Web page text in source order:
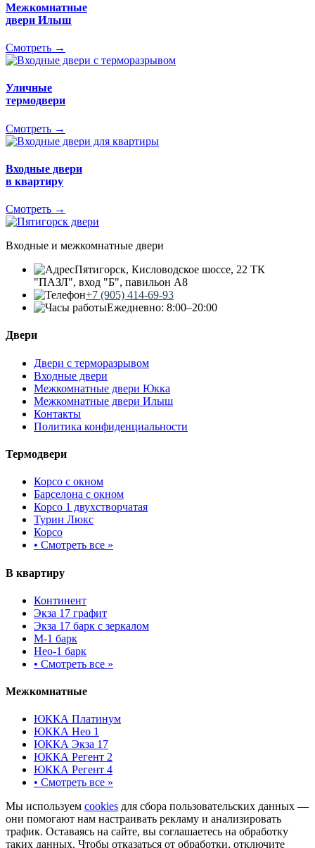
Межкомнатные
двери Илыш
Смотреть →
Уличные
термодвери
Смотреть →
Входные двери
в квартиру
Смотреть →
Входные и межкомнатные двери
Пятигорск, Кисловодское шоссе, 22 ТК
"ПАЗЛ", вход "Б", павильон А8
+7 (905) 414-69-93
Ежедневно: 8:00–20:00
Двери
Двери с терморазрывом
Входные двери
Межкомнатные двери Юкка
Межкомнатные двери Илыш
Контакты
Политика конфиденциальности
Термодвери
Корсо с окном
Барселона с окном
Корсо 1 двухстворчатая
Турин Люкс
Корсо
• Смотреть все »
В квартиру
Континент
Экза 17 графит
Экза 17 барк с зеркалом
М-1 барк
Нео-1 барк
• Смотреть все »
Межкомнатные
ЮККА Платинум
ЮККА Нео 1
ЮККА Экза 17
ЮККА Регент 2
ЮККА Регент 4
• Смотреть все »
Мы используем cookies для сбора пользовательских данных —
они помогают нам настраивать рекламу и анализировать
трафик. Оставаясь на сайте, вы соглашаетесь на обработку
таких данных. Чтобы отказаться от обработки, отключите